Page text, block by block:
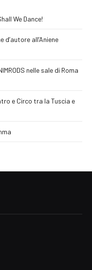
We Dance!
d’autore all’Aniene
nelle sale di Roma
e Circo tra la Tuscia e